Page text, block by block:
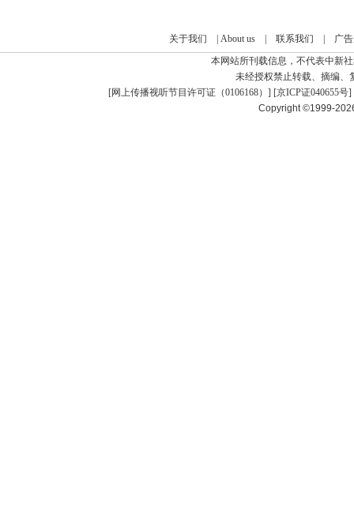
关于我们 About us| 联系我们
广
本网站所刊载信息，不代表中新
未经授权禁止转载、摘编、
[网上传播视听节目许可证（0106168） ] [京ICP证040655号]
Copyright ©1999-